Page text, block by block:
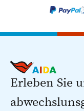
Erleben Sie